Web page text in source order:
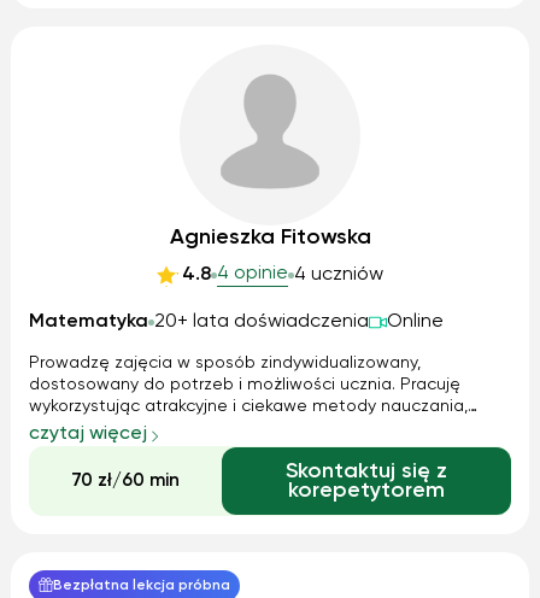
Agnieszka Fitowska
4.8 4 opinie 4 uczniów
Matematyka 20+ lata doświadczenia Online
Prowadzę zajęcia w sposób zindywidualizowany,
dostosowany do potrzeb i możliwości ucznia. Pracuję
wykorzystując atrakcyjne i ciekawe metody nauczania,
które pozwalają uczniowi samodzielnie odkryć rozwiązanie.
Dzięki bogatemu doświadczeniu w pracy z uczniami,
potrafię pomóc uczniom odnaleźć motywację...
czytaj więcej
70 zł/60 min
Skontaktuj się z
korepetytorem
Bezpłatna lekcja próbna